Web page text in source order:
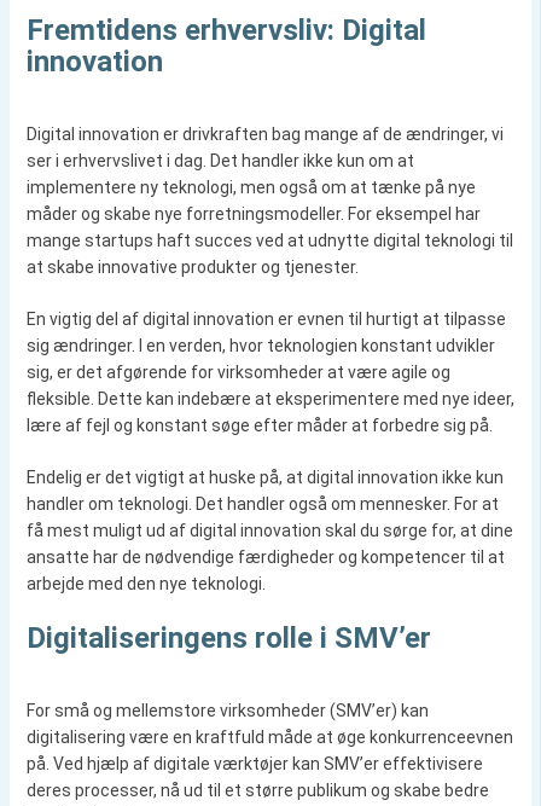
Fremtidens erhvervsliv: Digital
innovation
Digital innovation er drivkraften bag mange af de ændringer, vi
ser i erhvervslivet i dag. Det handler ikke kun om at
implementere ny teknologi, men også om at tænke på nye
måder og skabe nye forretningsmodeller. For eksempel har
mange startups haft succes ved at udnytte digital teknologi til
at skabe innovative produkter og tjenester.
En vigtig del af digital innovation er evnen til hurtigt at tilpasse
sig ændringer. I en verden, hvor teknologien konstant udvikler
sig, er det afgørende for virksomheder at være agile og
fleksible. Dette kan indebære at eksperimentere med nye ideer,
lære af fejl og konstant søge efter måder at forbedre sig på.
Endelig er det vigtigt at huske på, at digital innovation ikke kun
handler om teknologi. Det handler også om mennesker. For at
få mest muligt ud af digital innovation skal du sørge for, at dine
ansatte har de nødvendige færdigheder og kompetencer til at
arbejde med den nye teknologi.
Digitaliseringens rolle i SMV’er
For små og mellemstore virksomheder (SMV’er) kan
digitalisering være en kraftfuld måde at øge konkurrenceevnen
på. Ved hjælp af digitale værktøjer kan SMV’er effektivisere
deres processer, nå ud til et større publikum og skabe bedre